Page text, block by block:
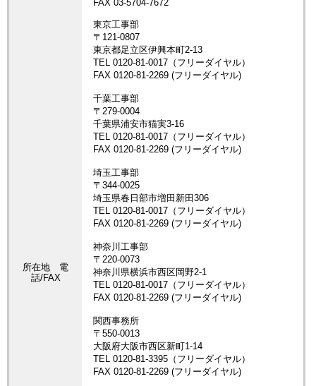
所在地 電
話/FAX